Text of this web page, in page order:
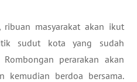
ribuan masyarakat akan ikut
sudut kota yang sudah
perarakan akan
berdoa bersama.